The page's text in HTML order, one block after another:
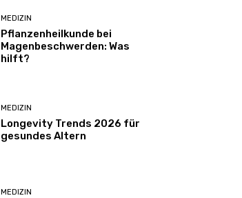
MEDIZIN
Pflanzenheilkunde bei
Magenbeschwerden: Was
hilft?
MEDIZIN
Longevity Trends 2026 für
gesundes Altern
MEDIZIN